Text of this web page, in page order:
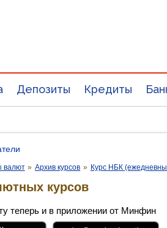
Депозиты Кредиты
валют » Архив курсов » Курс НБК
курсов
теперь и в приложении от Минфин